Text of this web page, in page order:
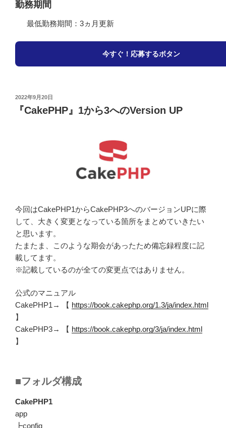
勤務期間
最低勤務期間：3ヵ月更新
今すぐ！応募するボタン
投
稿
2022年9月20日
『CakePHP』1から3へのVersion UP
今回はCakePHP1からCakePHP3へのバージョンUPに際
して、大きく変更となっている箇所をまとめていきたい
と思います。
たまたま、このような期会があったため備忘録程度に記
載してます。
※記載しているのが全ての変更点ではありません。
公式のマニュアル
CakePHP1→ 【 https://book.cakephp.org/1.3/ja/index.html
】
CakePHP3→ 【 https://book.cakephp.org/3/ja/index.html
】
■フォルダ構成
CakePHP1
app
┣config